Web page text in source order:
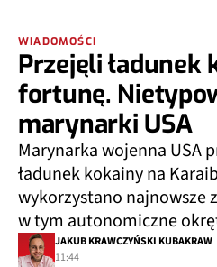
WIADOMOŚCI
Przejęli
fortunę.
marynarki USA
Marynarka wojenna USA
ładunek kokainy na
wykorzystano najnowsze
w tym autonomiczne
JAKUB KRAWCZYŃSKI KUBAKRAW
11:44